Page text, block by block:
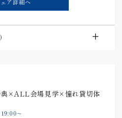
)
典×ALL会場見学×憧れ貸切体
19:00〜